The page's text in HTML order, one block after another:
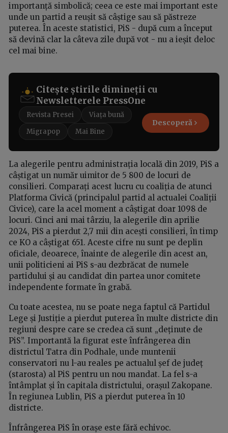
importanță simbolică; ceea ce este mai important este
unde un partid a reușit să câștige sau să păstreze
puterea. În aceste statistici, PiS - după cum a început
să devină clar la câteva zile după vot - nu a ieșit deloc
cel mai bine.
Citește știrile dimineții cu
Newsletterele PressOne
Revista Presei
Viața bună
Migrapop
Mai Bine
Descoperă
La alegerile pentru administrația locală din 2019, PiS a
câștigat un număr uimitor de 5 800 de locuri de
consilieri. Comparați acest lucru cu coaliția de atunci
Platforma Civică (principalul partid al actualei Coaliții
Civice), care la acel moment a câștigat doar 1098 de
locuri. Cinci ani mai târziu, la alegerile din aprilie
2024, PiS a pierdut 2,7 mii din acești consilieri, în timp
ce KO a câștigat 651. Aceste cifre nu sunt pe deplin
oficiale, deoarece, înainte de alegerile din acest an,
unii politicieni ai PiS s-au dezbrăcat de numele
partidului și au candidat din partea unor comitete
independente formate în grabă.
Cu toate acestea, nu se poate nega faptul că Partidul
Lege și Justiție a pierdut puterea în multe districte din
regiuni despre care se credea că sunt „deținute de
PiS”. Importantă la figurat este înfrângerea din
districtul Tatra din Podhale, unde muntenii
conservatori nu l-au reales pe actualul șef de județ
(starosta) al PiS pentru un nou mandat. La fel s-a
întâmplat și în capitala districtului, orașul Zakopane.
În regiunea Lublin, PiS a pierdut puterea în 10
districte.
Înfrângerea PiS în orașe este fără echivoc.